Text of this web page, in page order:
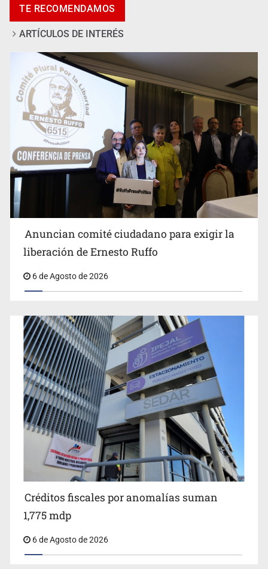
Anuncian actividades por Mes de Juventudes
Anuncian comité ciudadano para exigir la liberación de
Ernesto Ruffo
TE RECOMENDAMOS
ARTÍCULOS DE INTERÉS
Anuncian comité ciudadano para exigir la
liberación de Ernesto Ruffo
6 de Agosto de 2026
Créditos fiscales por anomalías suman
1,775 mdp
6 de Agosto de 2026